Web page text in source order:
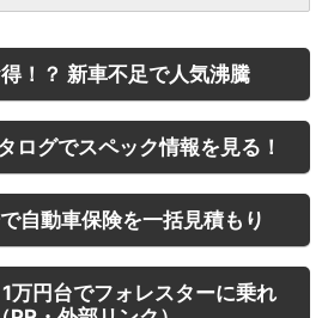
得！？ 新車不足で人気沸騰
ログでスペック情報を見る！
自動車保険を一括見積もり
万円台でフォレスターに乗れ